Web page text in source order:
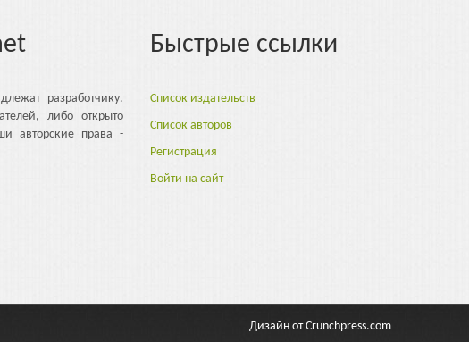
разработчику.
либо открыто
авторские права -
Быстрые ссылки
Список издательств
Список авторов
Регистрация
Войти на сайт
Дизайн отCrunchpress.com